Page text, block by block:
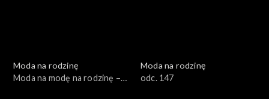
Moda na rodzinę
Moda na modę na rodzinę –
Moda na rodzinę
odc. 147